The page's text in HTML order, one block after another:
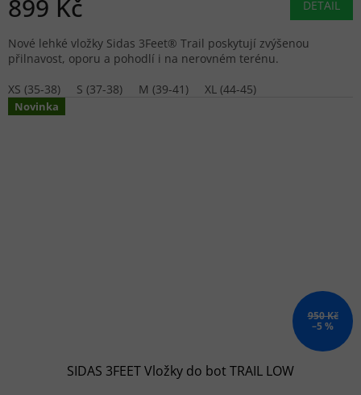
899 Kč DETAIL
Nové lehké vložky Sidas 3Feet® Trail poskytují zvýšenou
přilnavost, oporu a pohodlí i na nerovném terénu.
XS (35-38)
S (37-38) M (39-41) XL (44-45)
Novinka
950 Kč
–5 %
SIDAS 3FEET Vložky do bot TRAIL LOW